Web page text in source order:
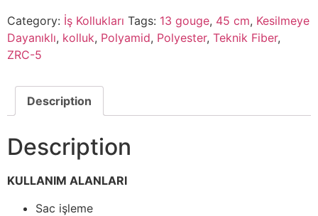
Category: İş Kollukları Tags: 13 gouge, 45 cm, Kesilmeye
Dayanıklı, kolluk, Polyamid, Polyester, Teknik Fiber,
ZRC-5
Description
Description
KULLANIM ALANLARI
Sac işleme